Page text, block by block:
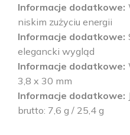
Informacje dodatkowe
niskim zużyciu energii
Informacje dodatkowe
elegancki wygląd
Informacje dodatkowe
3,8 x 30 mm
Informacje dodatkowe
brutto: 7,6 g / 25,4 g